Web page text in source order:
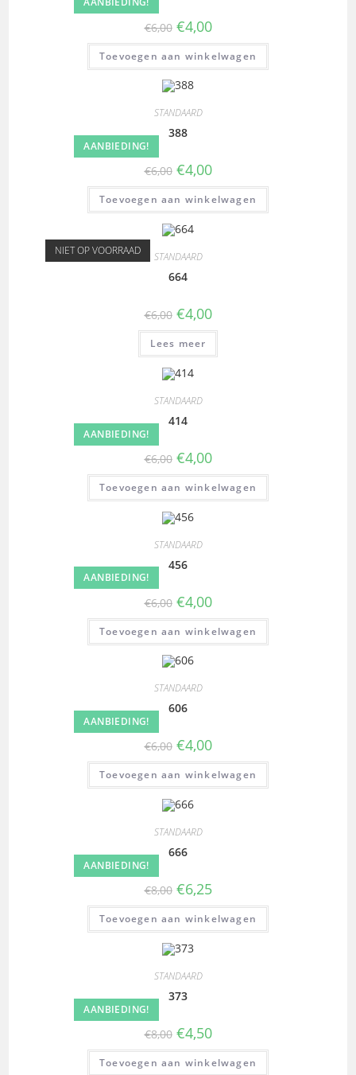
€6,00 €4,00
Toevoegen aan winkelwagen
AANBIEDING!
STANDAARD
388
€6,00 €4,00
Toevoegen aan winkelwagen
NIET OP VOORRAAD STANDAARD
664
€6,00 €4,00
Lees meer
AANBIEDING!
STANDAARD
414
€6,00 €4,00
Toevoegen aan winkelwagen
AANBIEDING!
STANDAARD
456
€6,00 €4,00
Toevoegen aan winkelwagen
AANBIEDING!
STANDAARD
606
€6,00 €4,00
Toevoegen aan winkelwagen
AANBIEDING!
STANDAARD
666
€8,00 €6,25
Toevoegen aan winkelwagen
AANBIEDING!
STANDAARD
373
€8,00 €4,50
Toevoegen aan winkelwagen